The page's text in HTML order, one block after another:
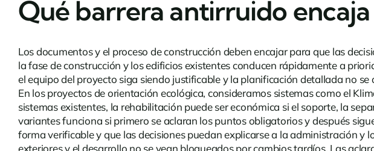
Qué barrera antirruido
Los documentos y el proceso de construcción deben encajar para que las
la fase de construcción y los edificios existentes conducen rápidamente a
el equipo del proyecto siga siendo justificable y la planificación detallada no se
En los proyectos de orientación ecológica, consideramos sistemas como el
sistemas existentes, la rehabilitación puede ser económica si el soporte, la
variantes funciona si primero se aclaran los puntos obligatorios y después
forma verificable y que las decisiones puedan explicarse a la administración y
exteriores y el desarrollo no se vean bloqueados por cambios tardíos. Las